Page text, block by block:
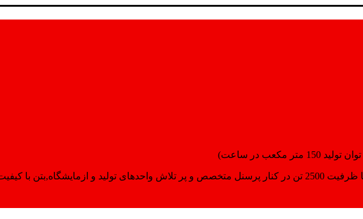
اماده مینمایند.